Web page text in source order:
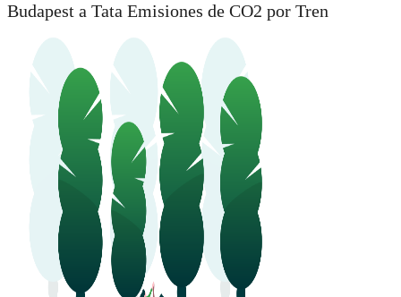
Budapest a Tata Emisiones de CO2 por Tren